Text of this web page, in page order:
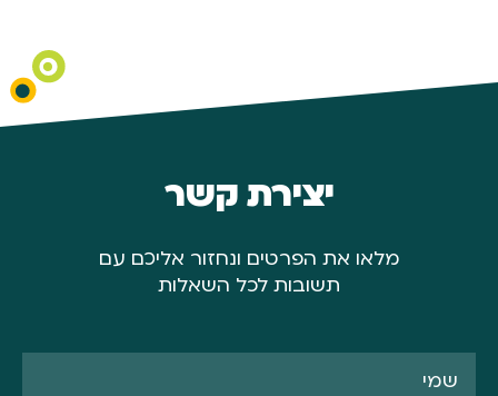
יצירת קשר
מלאו את הפרטים ונחזור אליכם עם
תשובות לכל השאלות